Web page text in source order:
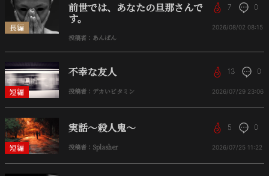
長編
前世では、あなたの旦那さんで
す。
投稿者：あんぱん
7 0
2026/08/02 08:15
短編
不幸な友人
投稿者：デカいビタミン
13 0
2026/07/29 23:06
短編
実話〜殺人鬼〜
投稿者：Splasher
5 0
2026/07/25 11:22